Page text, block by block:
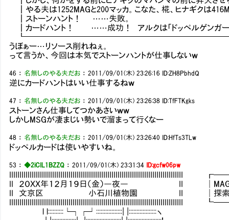
┃やる夫は1252MAGと200マッカ。こなた、椛、ヒナギクは
┃ストーンハント！ ……失敗。
┃カードハント！ ……成功！ アルクは「ドッペルゲンガー」
うぼぁー…リソース削れねぇ。
って言うか、今回は本気でストーンハントが仕事しないｗ
46 ： 名無しのやる夫だお ：2011/09/01(木) 23:26:16 ID:ZH8PbhdQ
逆にカードハントはいい仕事するねｗ
47 ： 名無しのやる夫だお ：2011/09/01(木) 23:26:38 ID:TfFTKgks
ストーンさん仕事してつかあさいｗｗ
しかしMSGが凄まじい勢いで溜まって行くなー
48 ： 名無しのやる夫だお ：2011/09/01(木) 23:26:40 ID:HfTs3TLw
ドッペルカードは使いやすいね。
53 ：◆2iCIL1BZZQ ：2011/09/01(木) 23:31:34 ID:gcfw06pw
II ２０ＸＸ年１２月１９日（金）―夜― II │MAG
II 文京区 小石川植物園 II │探索：5／7
l l::::::::::└┐┌┘:::::::::::::::::| |::::::::::::::::::ヽ